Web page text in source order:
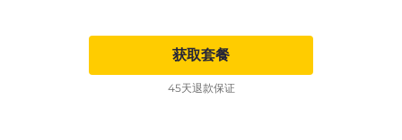
获取套餐
45天退款保证